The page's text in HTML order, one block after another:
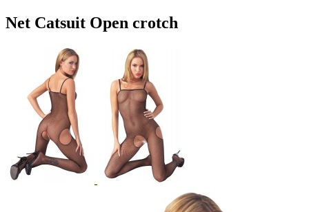
Net Catsuit Open crotch